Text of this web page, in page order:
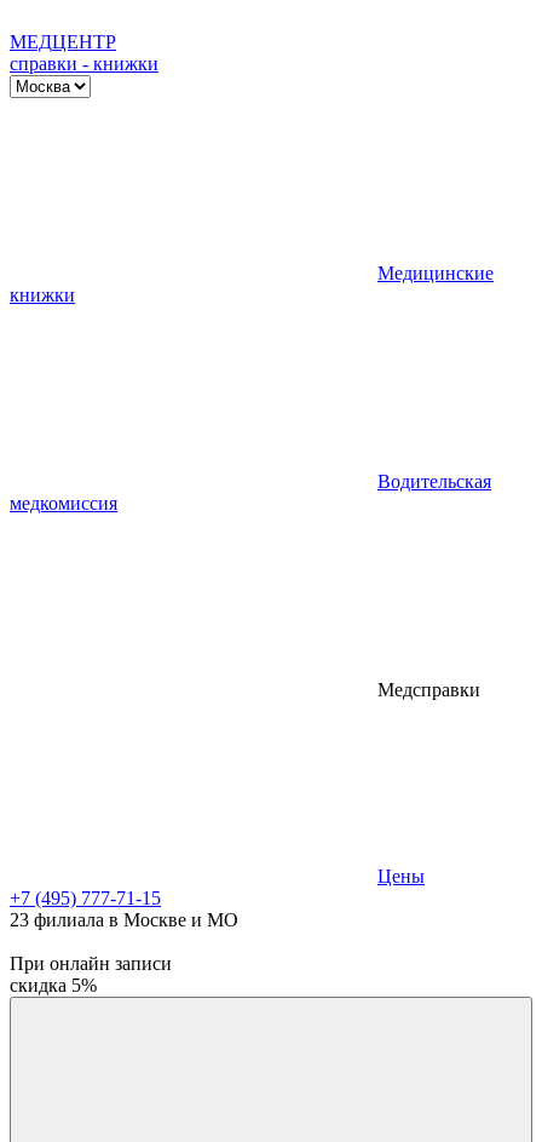
МЕДЦЕНТР
справки - книжки
Медицинские
книжки
Водительская
медкомиссия
Медсправки
Цены
+7 (495) 777-71-15
23 филиала в Москве и МО
При онлайн записи
скидка 5%